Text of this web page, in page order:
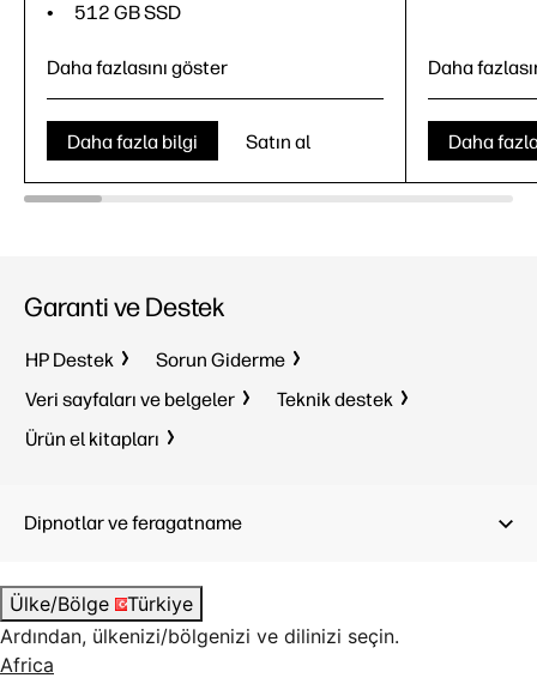
512 GB SSD
S modunda Windows 11 Home Tek
Dil
AMD Ryzen™ 5
23.8" FHD
Daha fazlasını göster
Daha fazla bilgi Satın al
Daha
Daha
Garanti ve Destek
HP Destek
Sorun Giderme
Veri sayfaları ve belgeler
Teknik destek
Ürün el kitapları
Dipnotlar ve feragatname
Ülke/Bölge
Türkiye
Ardından, ülkenizi/bölgenizi ve dilinizi seçin.
Africa